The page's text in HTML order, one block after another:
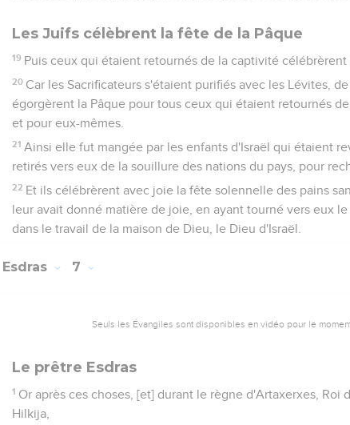
Les Juifs célèbrent la fête de la Pâque
19 Puis ceux qui étaient retournés de la captivité
20 Car les Sacrificateurs s'étaient purifiés avec les Lévites,
égorgèrent la Pâque pour tous ceux qui étaient retournés
et pour eux-mêmes.
21 Ainsi elle fut mangée par les enfants d'Israël qui étaient
retirés vers eux de la souillure des nations du pays, pour
22 Et ils célébrèrent avec joie la fête solennelle des pains
leur avait donné matière de joie, en ayant tourné vers eux
dans le travail de la maison de Dieu, le Dieu d'Israël.
Esdras 7
Seuls les Évangiles sont disponibles en vidéo pour le
Le prêtre Esdras
1 Or après ces choses, [et] durant le règne d'Artaxerxes, Roi
Hilkija,